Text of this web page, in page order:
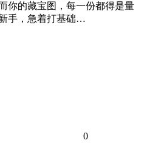
你的藏宝图，每一份都得是量
手，急着打基础…
0